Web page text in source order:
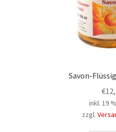
Savon-
€
inkl. 19
zzgl.